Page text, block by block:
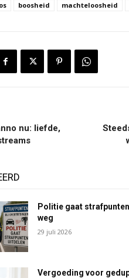
boosheid machteloosheid
nu: liefde,
Politie gaat
weg
29 juli 2026
Vergoeding voor